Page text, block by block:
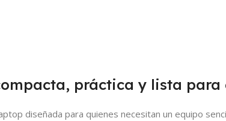
práctica y lista
diseñada para quienes necesitan un equipo